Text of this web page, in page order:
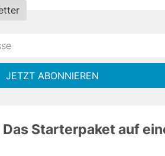
JETZT ABONNIEREN
Starterpaket auf